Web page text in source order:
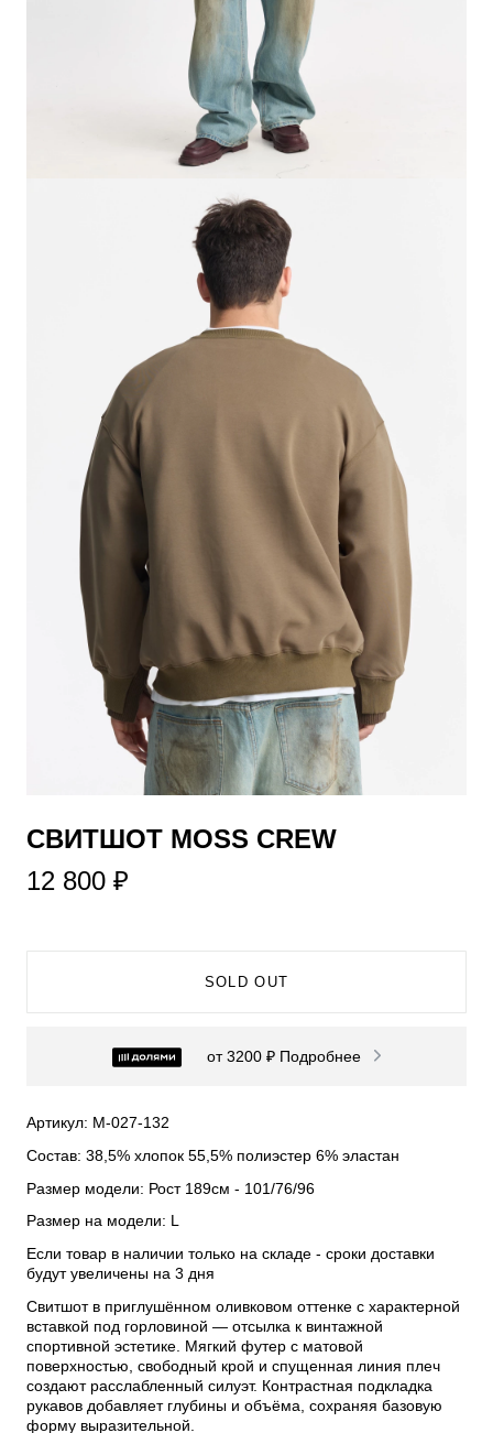
​СВИТШОТ MOSS CREW
12 800 ₽
SOLD OUT
от 3200 ₽ Подробнее
Артикул: М-027-132
Состав: 38,5% хлопок 55,5% полиэстер 6% эластан
Размер модели: Рост 189см - 101/76/96
Размер на модели: L
Если товар в наличии только на складе - сроки доставки
будут увеличены на 3 дня
Свитшот в приглушённом оливковом оттенке с характерной
вставкой под горловиной — отсылка к винтажной
спортивной эстетике. Мягкий футер с матовой
поверхностью, свободный крой и спущенная линия плеч
создают расслабленный силуэт. Контрастная подкладка
рукавов добавляет глубины и объёма, сохраняя базовую
форму выразительной.